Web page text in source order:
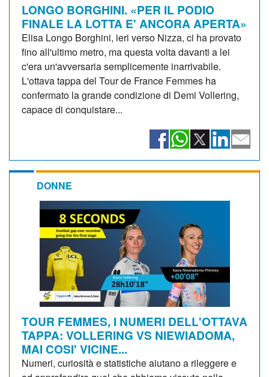
LONGO BORGHINI. «PER IL PODIO
FINALE LA LOTTA E' ANCORA APERTA»
Elisa Longo Borghini, ieri verso Nizza, ci ha provato
fino all'ultimo metro, ma questa volta davanti a lei
c'era un'avversaria semplicemente inarrivabile.
L'ottava tappa del Tour de France Femmes ha
confermato la grande condizione di Demi Vollering,
capace di conquistare...
DONNE
TOUR FEMMES, I NUMERI DELL'OTTAVA
TAPPA: VOLLERING VS NIEWIADOMA,
MAI COSI' VICINE...
Numeri, curiosità e statistiche aiutano a rileggere e